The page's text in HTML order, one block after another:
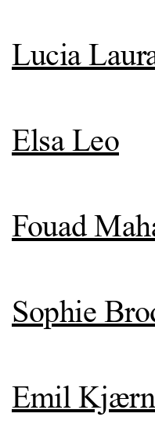
Lucia
Elsa Leo
Fouad
Sophie
Emil